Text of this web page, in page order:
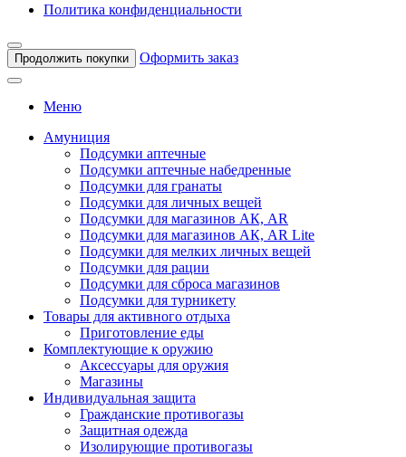
Политика конфиденциальности
Продолжить покупки Оформить заказ
Меню
Амуниция
Подсумки аптечные
Подсумки аптечные набедренные
Подсумки для гранаты
Подсумки для личных вещей
Подсумки для магазинов АК, AR
Подсумки для магазинов АК, AR Lite
Подсумки для мелких личных вещей
Подсумки для рации
Подсумки для сброса магазинов
Подсумки для турникету
Товары для активного отдыха
Приготовление еды
Комплектующие к оружию
Аксессуары для оружия
Магазины
Индивидуальная защита
Гражданские противогазы
Защитная одежда
Изолирующие противогазы